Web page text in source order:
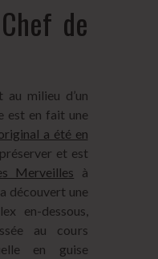
de
au milieu d’un
est en fait une
a été en
et est
Merveilles à
a découvert une
en-dessous,
au cours
en guise